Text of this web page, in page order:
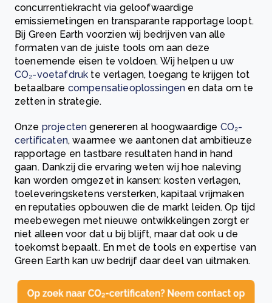
concurrentiekracht via geloofwaardige
emissiemetingen en transparante rapportage loopt.
Bij Green Earth voorzien wij bedrijven van alle
formaten van de juiste tools om aan deze
toenemende eisen te voldoen. Wij helpen u uw
CO₂-voetafdruk te verlagen, toegang te krijgen tot
betaalbare compensatieoplossingen en data om te
zetten in strategie.
Onze projecten genereren al hoogwaardige CO₂-
certificaten, waarmee we aantonen dat ambitieuze
rapportage en tastbare resultaten hand in hand
gaan. Dankzij die ervaring weten wij hoe naleving
kan worden omgezet in kansen: kosten verlagen,
toeleveringsketens versterken, kapitaal vrijmaken
en reputaties opbouwen die de markt leiden. Op tijd
meebewegen met nieuwe ontwikkelingen zorgt er
niet alleen voor dat u bij blijft, maar dat ook u de
toekomst bepaalt. En met de tools en expertise van
Green Earth kan uw bedrijf daar deel van uitmaken.